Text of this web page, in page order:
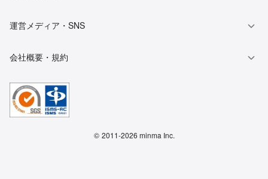
運営メディア・SNS
会社概要・規約
© 2011-2026 minma Inc.